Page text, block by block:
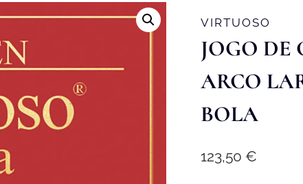
VIRTUOSO
JOGO DE
ARCO
BOLA
123,50 €